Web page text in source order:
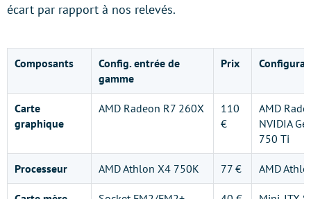
écart par rapport à nos relevés.
Composants
Config. entrée de
gamme
Prix
Carte
graphique
AMD Radeon R7 260X
110
€
AMD
NVIDIA
750 Ti
Processeur AMD Athlon X4 750K 77 € AMD